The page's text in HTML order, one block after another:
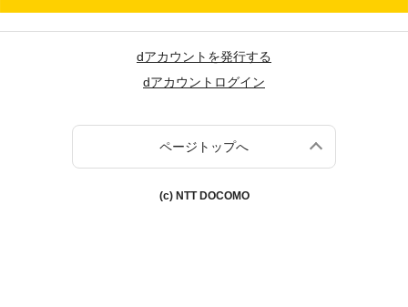
dアカウントを発行する
dアカウントログイン
ページトップへ
(c) NTT DOCOMO